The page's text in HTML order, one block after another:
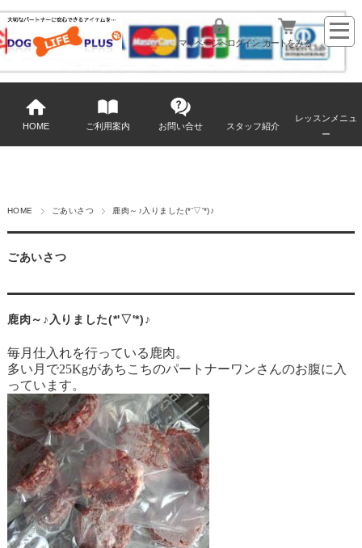
マイページへログイン カートをみる
HOME ご利用案内 お問い合せ スタッフ紹介
レッスンメニュ
ー
HOME ごあいさつ 鹿肉～♪入りました(*'▽'*)♪
ごあいさつ
鹿肉～♪入りました(*'▽'*)♪
毎月仕入れを行っている鹿肉。
多い月で25Kgがあちこちのパートナーワンさんのお腹に入
っています。